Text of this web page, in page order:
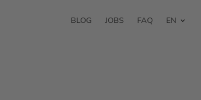
BLOG JOBS FAQ EN